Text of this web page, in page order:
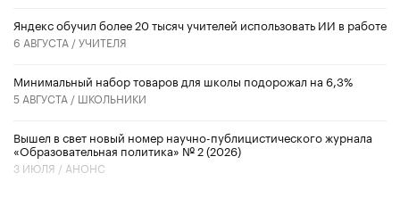
​Яндекс обучил более 20 тысяч учителей использовать ИИ в работе
6 АВГУСТА /УЧИТЕЛЯ
Минимальный набор товаров для школы подорожал на 6,3%
5 АВГУСТА / ШКОЛЬНИКИ
Вышел в свет новый номер научно-публицистического журнала
«Образовательная политика» № 2 (2026)
3 ИЮЛЯ / АНОНС